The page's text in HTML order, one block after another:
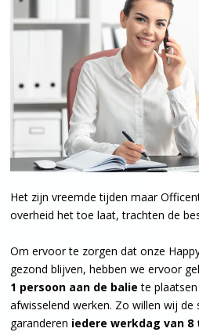
Het zijn vreemde tijden maar
overheid het toe laat, trachten de
Om ervoor te zorgen dat onze
gezond blijven, hebben we ervoor
1 persoon aan de balie te
afwisselend werken. Zo willen wij
garanderen iedere werkdag van 8